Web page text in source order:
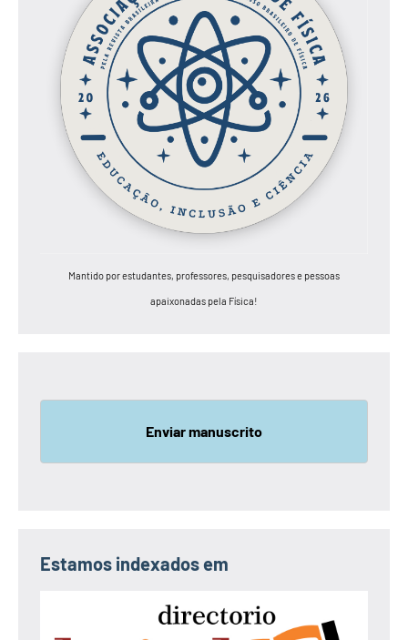
Mantido por estudantes, professores, pesquisadores e pessoas
apaixonadas pela Física!
Enviar manuscrito
Estamos indexados em